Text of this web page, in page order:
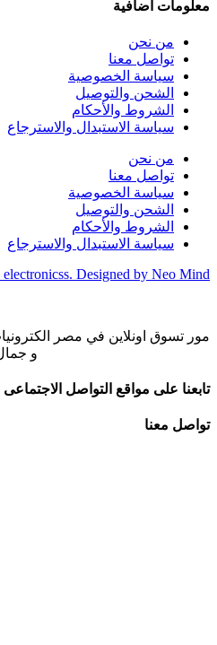
معلومات اضافية
من نحن
تواصل معنا
سياسة الخصوصية
الشحن والتوصيل
الشروط والأحكام
سياسة الاستبدال والاسترجاع
من نحن
تواصل معنا
سياسة الخصوصية
الشحن والتوصيل
الشروط والأحكام
سياسة الاستبدال والاسترجاع
Designed by Neo Mind
مور تسوق اونلاين في مصر
و
تابعنا على مواقع التواصل الاجتماعى
تواصل معنا